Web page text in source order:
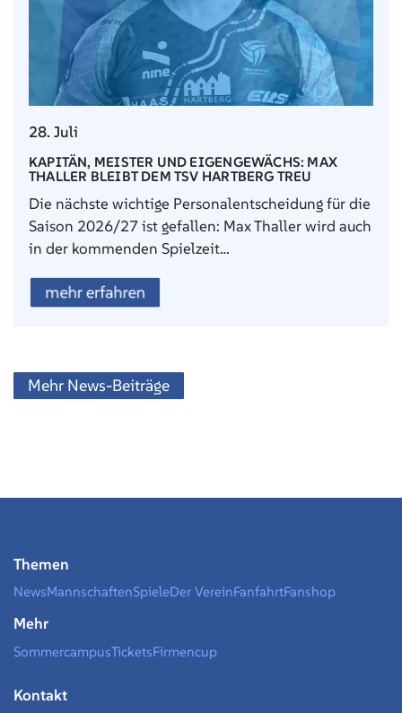
28. Juli
KAPITÄN, MEISTER UND EIGENGEWÄCHS: MAX
THALLER BLEIBT DEM TSV HARTBERG TREU
Die nächste wichtige Personalentscheidung für die
Saison 2026/27 ist gefallen: Max Thaller wird auch
in der kommenden Spielzeit…
mehr erfahren
Mehr News-Beiträge
Themen
NewsMannschaftenSpieleDer VereinFanfahrtFanshop
Mehr
SommercampusTicketsFirmencup
Kontakt